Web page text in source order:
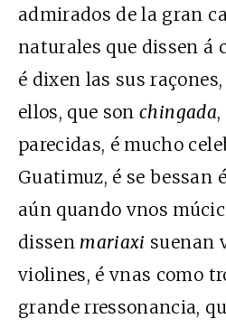
admirados de la gran
naturales que dissen á
é dixen las sus
ellos, que sonchingada,
parecidas, é mucho
Guatimuz, é se bessan
aún quando vnos
dissen mariaxi suenan
violines, é vnas como
grande rressonancia,